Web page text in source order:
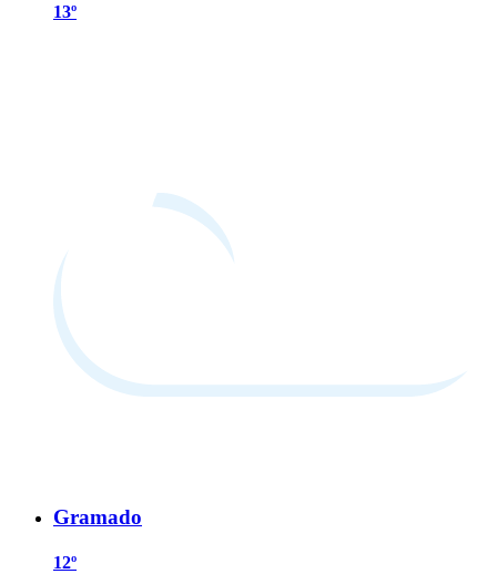
13º
Gramado
12º